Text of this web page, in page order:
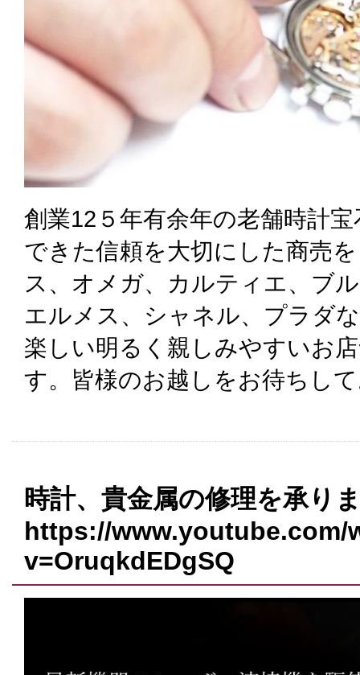
創業12５年有余年の老舗時計
できた信頼を大切にした商売
ス、オメガ、カルティエ、ブ
エルメス、シャネル、プラダ
楽しい明るく親しみやすいお
す。皆様のお越しをお待ちし
時計、貴金属の修理を承り
https://www.youtube.com/
v=OruqkdEDgSQ